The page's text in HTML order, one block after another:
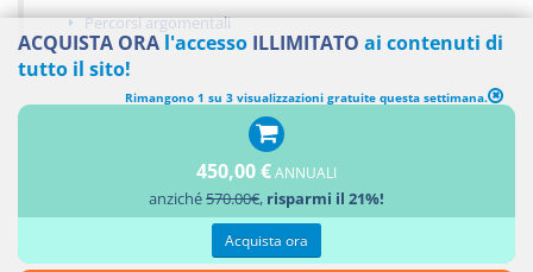
Percorsi argomentali
ACCORDI DI RISTRUTTURAZIONE AGEVOLATI
ACQUISTA ORA l'accesso ILLIMITATO ai contenuti di
tutto il sito!
Rimangono 1 su 3 visualizzazioni gratuite questa settimana.
450,00 €ANNUALI
anziché570.00€, risparmi il 21%!
Acquista ora